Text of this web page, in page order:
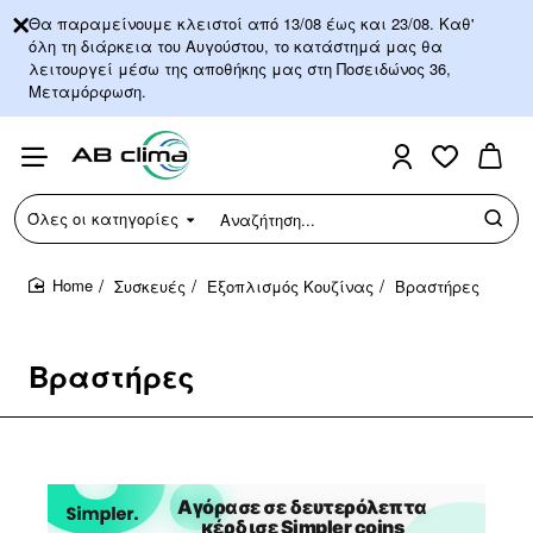
Θα παραμείνουμε κλειστοί από 13/08 έως και 23/08. Καθ'
όλη τη διάρκεια του Αυγούστου, το κατάστημά μας θα
λειτουργεί μέσω της αποθήκης μας στη Ποσειδώνος 36,
Μεταμόρφωση.
Όλες οι κατηγορίες
Αναζήτηση...
Βραστήρες
Συσκευές Εξοπλισμός Κουζίνας Βραστήρες